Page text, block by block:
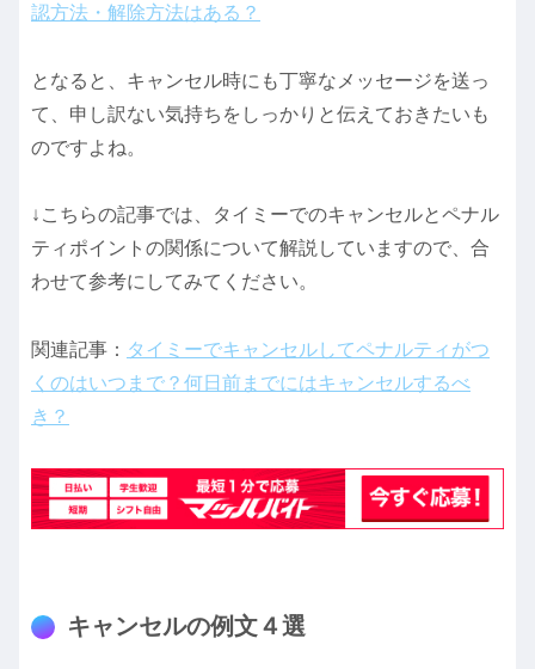
認方法・解除方法はある？
となると、キャンセル時にも丁寧なメッセージを送っ
て、申し訳ない気持ちをしっかりと伝えておきたいも
のですよね。
↓こちらの記事では、タイミーでのキャンセルとペナル
ティポイントの関係について解説していますので、合
わせて参考にしてみてください。
関連記事： タイミーでキャンセルしてペナルティがつ
くのはいつまで？何日前までにはキャンセルするべ
き？
キャンセルの例文４選